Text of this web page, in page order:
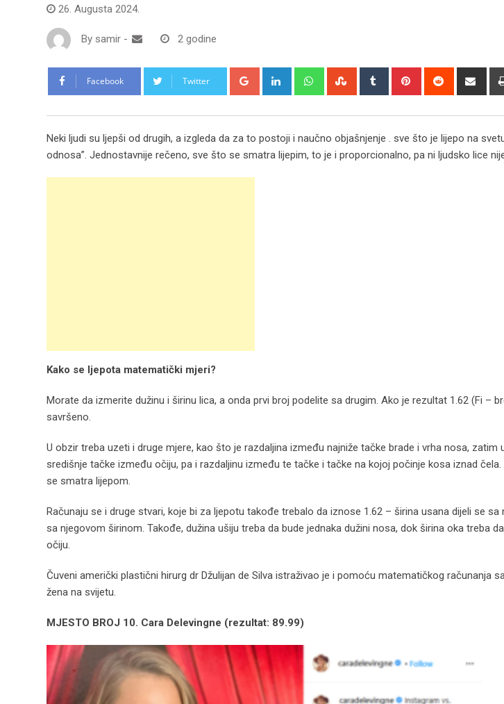
26. Augusta 2024.
By samir - 2 godine
Facebook Twitter Google+ LinkedIn WhatsappStumbleUpon
Tumblr Pinterest Reddit
Neki ljudi su ljepši od drugih, a izgleda da za to postoji i naučno objašnjenje . sve što je lijepo na
odnosa”. Jednostavnije rečeno, sve što se smatra lijepim, to je i proporcionalno, pa ni ljudsko lice
Kako se ljepota matematički mjeri?
Morate da izmerite dužinu i širinu lica, a onda prvi broj podelite sa drugim. Ako je rezultat 1.62 (Fi –
savršeno.
U obzir treba uzeti i druge mjere, kao što je razdaljina između najniže tačke brade i vrha nosa, zatim
središnje tačke između očiju, pa i razdaljinu između te tačke i tačke na kojoj počinje kosa iznad
se smatra lijepom.
Računaju se i druge stvari, koje bi za ljepotu takođe trebalo da iznose 1.62 – širina usana dijeli se
sa njegovom širinom. Takođe, dužina ušiju treba da bude jednaka dužini nosa, dok širina oka treba
očiju.
Čuveni američki plastični hirurg dr Džulijan de Silva istraživao je i pomoću matematičkog računanja
žena na svijetu.
MJESTO BROJ 10. Cara Delevingne (rezultat: 89.99)